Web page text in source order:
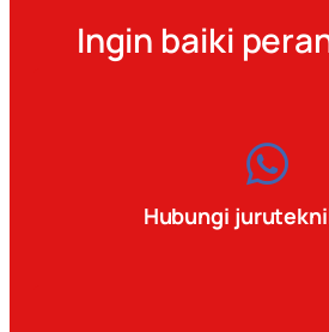
Ingin baiki
Hubungi